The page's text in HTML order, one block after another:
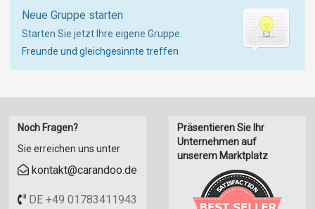
Neue Gruppe starten
Starten Sie jetzt Ihre eigene Gruppe.
Freunde und gleichgesinnte treffen
Noch Fragen?
Sie erreichen uns unter
kontakt@carandoo.de
DE +49 01783411943
Präsentieren Sie Ihr
Unternehmen auf
unserem Marktplatz